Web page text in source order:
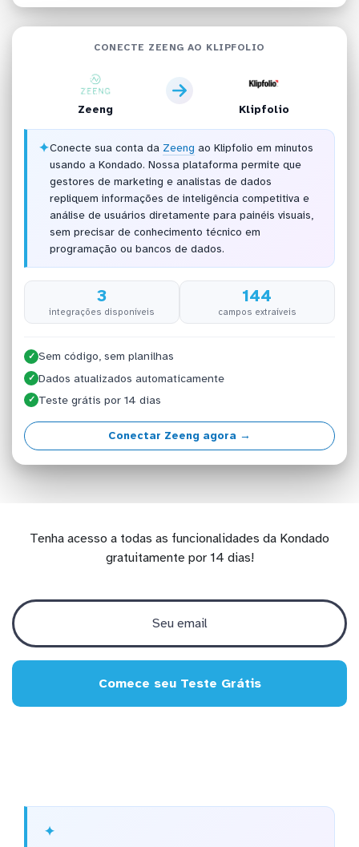
CONECTE ZEENG AO KLIPFOLIO
Zeeng Klipfolio
✦Conecte sua conta da Zeeng ao Klipfolio em minutos
usando a Kondado. Nossa plataforma permite que
gestores de marketing e analistas de dados
repliquem informações de inteligência competitiva e
análise de usuários diretamente para painéis visuais,
sem precisar de conhecimento técnico em
programação ou bancos de dados.
3
integrações disponíveis
144
campos extraíveis
✓ Sem código, sem planilhas
✓ Dados atualizados automaticamente
✓ Teste grátis por 14 dias
Conectar Zeeng agora →
Tenha acesso a todas as funcionalidades da Kondado
gratuitamente por 14 dias!
Comece seu Teste Grátis